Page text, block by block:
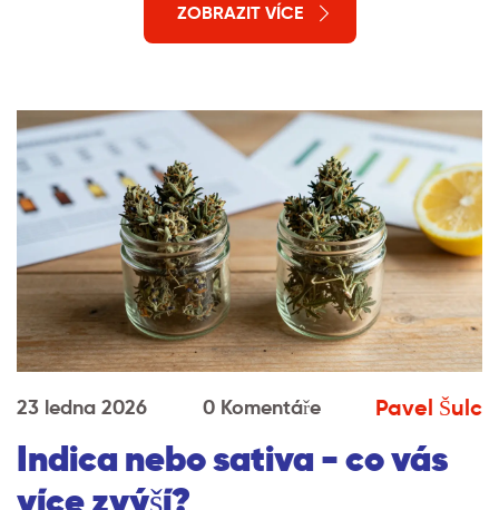
ZOBRAZIT VÍCE
23 ledna 2026 0 Komentáře Pavel Šulc
Indica nebo sativa - co vás